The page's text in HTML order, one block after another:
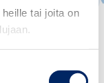
tai joita on